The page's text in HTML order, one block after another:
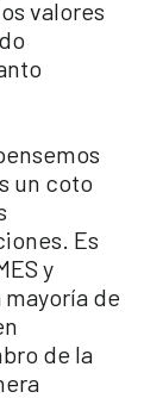
valores
un coto
Es
y
mayoría de
de la